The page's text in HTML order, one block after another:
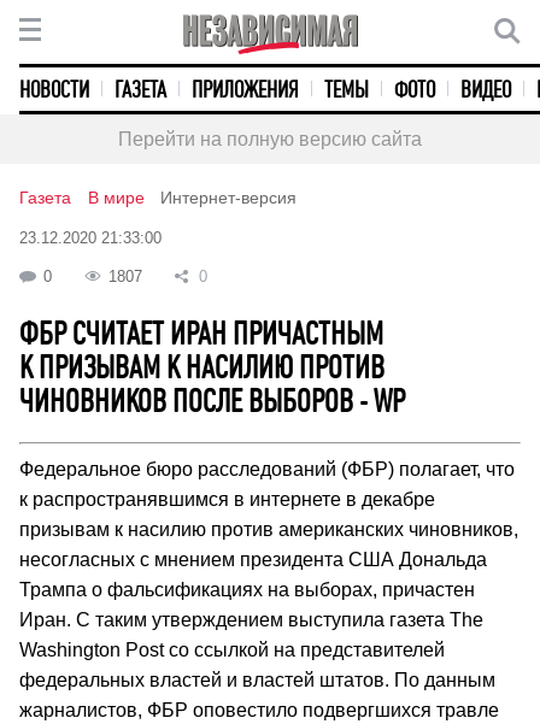
НОВОСТИ ГАЗЕТА ПРИЛОЖЕНИЯ ТЕМЫ ФОТО ВИДЕО
Перейти на полную версию сайта
Газета В мире Интернет-версия
23.12.2020 21:33:00
0 1807 0
ФБР СЧИТАЕТ ИРАН ПРИЧАСТНЫМ
К ПРИЗЫВАМ К НАСИЛИЮ ПРОТИВ
ЧИНОВНИКОВ ПОСЛЕ ВЫБОРОВ - WP
Федеральное бюро расследований (ФБР) полагает, что
к распространявшимся в интернете в декабре
призывам к насилию против американских чиновников,
несогласных с мнением президента США Дональда
Трампа о фальсификациях на выборах, причастен
Иран. С таким утверждением выступила газета The
Washington Post со ссылкой на представителей
федеральных властей и властей штатов. По данным
жарналистов, ФБР оповестило подвергшихся травле